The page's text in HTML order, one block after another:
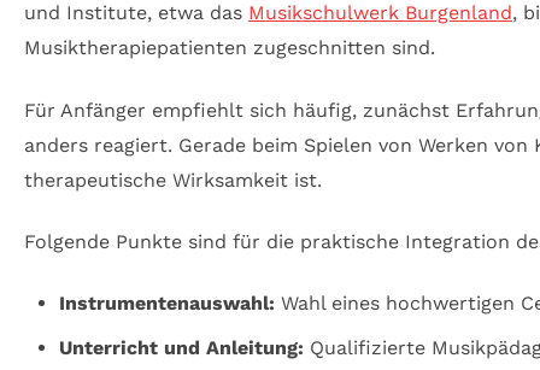
und Institute, etwa das Musikschulwerk Burgenland,
Musiktherapiepatienten zugeschnitten sind.
Für Anfänger empfiehlt sich häufig, zunächst
anders reagiert. Gerade beim Spielen von Werken
therapeutische Wirksamkeit ist.
Folgende Punkte sind für die praktische Integration
Instrumentenauswahl: Wahl eines hochwertigen
Unterricht und Anleitung: Qualifizierte